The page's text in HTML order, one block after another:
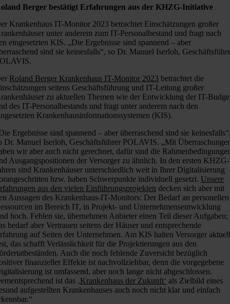
Berger bestätigt Erfahrungen aus der KHZG-Initiative
Krankenhaus IT-Monitor 2023 betrachtet Einschätzungen großer
unter anderem zum IT-Personalbestand und fragt nach
eingesetzten KIS. „Die Ergebnisse sind spannend – aber
sind sie keinesfalls“, so Dr. Manuel Iserloh,
Roland Berger Krankenhaus IT-Monitor 2023 betrachtet die
seitens Geschäftsführung und IT-Leitung großer
zu aktuellen Themen wie der Entwicklung der IT-
des IT-Personalbestands und fragt unter anderem nach den
Krankenhausinformationssystemen (KIS).
Ergebnisse sind spannend – aber überraschend sind sie
Dr. Manuel Iserloh, Geschäftsführer POLAVIS. „Mit
wir aber auch nicht gerechnet, dafür sind die
Ausgangspositionen der Versorger zu ähnlich. In den ersten KHZG-
sind Krankenhäuser unterschiedlich weit in Ihrer Digitalisierung
bzw. haben Schwerpunkte individuell gesetzt. Unsere
aus den vielen Einführungsprojekten decken sich aber mit
Aussagen des Krankenhaus-IT-Monitors: Der Bedarf an personellen
im Bereich IT, in Projekt- und Unternehmensentwicklung
hoch. Fehlen sie, übernehmen Anbieter einen Teil dieser Aufgaben;
bedarf aber Vertrauen seitens der Häuser und entsprechende
auf Seiten der Unternehmen. Am KIS halten Versorger
das schafft Verlässlichkeit für die Projektierungen aus den
Auch die noch fehlende Zuversicht bezüglich
finanzieller Effekte ist nachvollziehbar, denn die vorgegebene
ist umfassend, aber noch lange nicht abgeschlossen.
ist das ‚Krankenhaus der Zukunft‘ als Zielbild eines
aufgestellten Krankenhauses auch noch nicht klar und einfach